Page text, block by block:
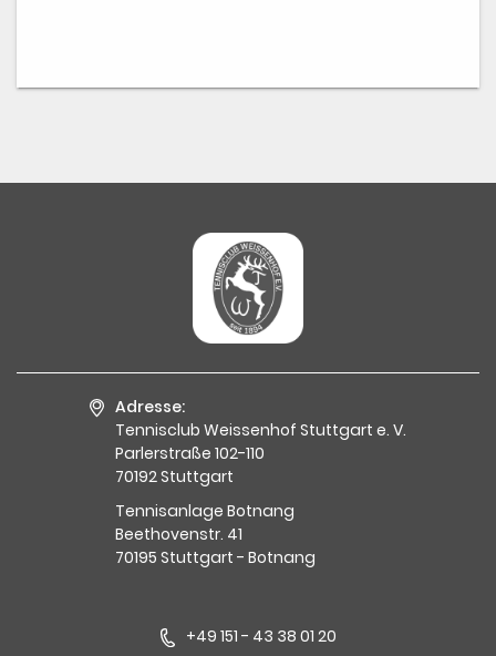
Adresse:
Tennisclub Weissenhof Stuttgart e. V.
Parlerstraße 102-110
70192 Stuttgart
Tennisanlage Botnang
Beethovenstr. 41
70195 Stuttgart - Botnang
+49 151 - 43 38 01 20